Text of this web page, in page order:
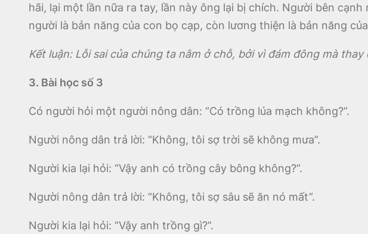
hãi, lại một lần nữa ra tay, lần này ông lại bị chích. Người bên
người là bản năng của con bọ cạp, còn lương thiện là bản năng
Kết luận: Lỗi sai của chúng ta nằm ở chỗ, bởi vì đám đông mà thay
3. Bài học số 3
Có người hỏi một người nông dân: “Có trồng lúa mạch không?”.
Người nông dân trả lời: “Không, tôi sợ trời sẽ không mưa”.
Người kia lại hỏi: “Vậy anh có trồng cây bông không?”.
Người nông dân trả lời: “Không, tôi sợ sâu sẽ ăn nó mất”.
Người kia lại hỏi: “Vậy anh trồng gì?”.